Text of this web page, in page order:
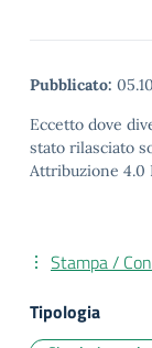
Pubblicato:
Eccetto dove
stato rilasciato
Attribuzione 4.0
Stampa /
Tipologia